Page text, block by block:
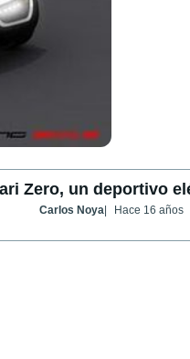
Zero, un deportivo
Carlos Noya Hace 16 años